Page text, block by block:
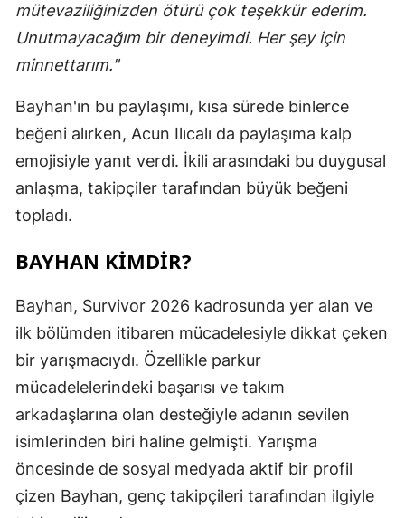
mütevaziliğinizden ötürü çok teşekkür ederim.
Unutmayacağım bir deneyimdi. Her şey için
minnettarım."
Bayhan'ın bu paylaşımı, kısa sürede binlerce
beğeni alırken, Acun Ilıcalı da paylaşıma kalp
emojisiyle yanıt verdi. İkili arasındaki bu duygusal
anlaşma, takipçiler tarafından büyük beğeni
topladı.
BAYHAN KIMDIR?
Bayhan, Survivor 2026 kadrosunda yer alan ve
ilk bölümden itibaren mücadelesiyle dikkat çeken
bir yarışmacıydı. Özellikle parkur
mücadelelerindeki başarısı ve takım
arkadaşlarına olan desteğiyle adanın sevilen
isimlerinden biri haline gelmişti. Yarışma
öncesinde de sosyal medyada aktif bir profil
çizen Bayhan, genç takipçileri tarafından ilgiyle